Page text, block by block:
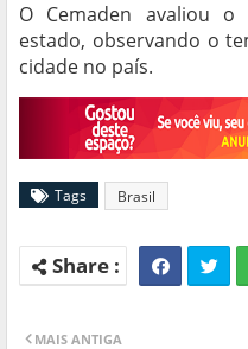
O Cemaden avaliou
estado, observando o
cidade no país.
Tags Brasil
MAIS ANTIGA